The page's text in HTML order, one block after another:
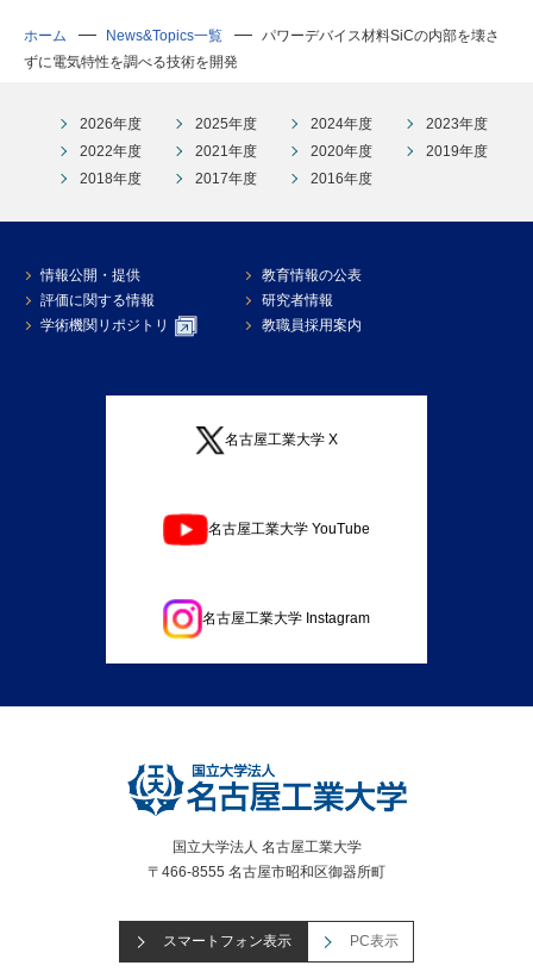
ホーム News&Topics一覧
パワーデバイス材料SiCの内部を壊さ
ずに電気特性を調べる技術を開発
2026年度 2025年度 2024年度
2023年度
2022年度
2021年度 2020年度
2019年度
2018年度
2017年度 2016年度
情報公開・提供
教育情報の公表
評価に関する情報
研究者情報
学術機関リポジトリ
教職員採用案内
名古屋工業大学 X
名古屋工業大学 YouTube
名古屋工業大学 Instagram
国立大学法人 名古屋工業大学
〒466-8555 名古屋市昭和区御器所町
スマートフォン表示 PC表示